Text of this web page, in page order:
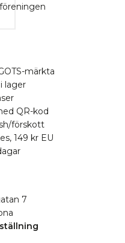
märkta
lager
QR-kod
förskott
149 kr EU
7